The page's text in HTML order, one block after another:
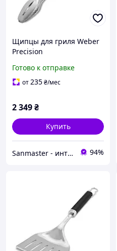
Щипцы для гриля Weber
Precision
Готово к отправке
от235₴/мес
2 349₴
Купить
Sanmaster - интернет-магазин сантехники 94%